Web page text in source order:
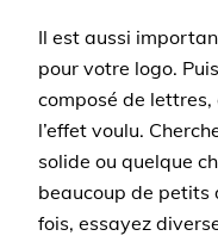
Il est aussi
pour votre logo.
composé de lettres,
l’effet voulu.
solide ou quelque
beaucoup de petits
fois, essayez